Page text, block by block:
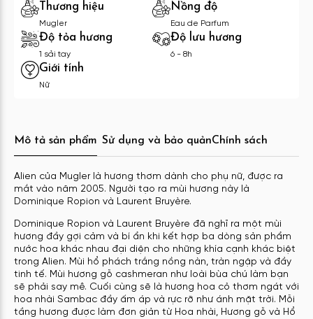
Thương hiệu
Mugler
Nồng độ
Eau de Parfum
Độ tỏa hương
1 sải tay
Độ lưu hương
6 - 8h
Giới tính
Nữ
Mô tả sản phẩm Sử dụng và bảo quảnChính sách
Alien của Mugler là hương thơm dành cho phụ nữ, được ra
mắt vào năm 2005. Người tạo ra mùi hương này là
Dominique Ropion và Laurent Bruyère.
Dominique Ropion và Laurent Bruyère đã nghĩ ra một mùi
hương đầy gợi cảm và bí ẩn khi kết hợp ba dòng sản phẩm
nước hoa khác nhau đại diện cho những khía cạnh khác biệt
trong Alien. Mùi hổ phách trắng nồng nàn, tràn ngập và đầy
tinh tế. Mùi hương gỗ cashmeran như loài bùa chú làm bạn
sẽ phải say mê. Cuối cùng sẽ là hương hoa cỏ thơm ngát với
hoa nhài Sambac đầy ấm áp và rực rỡ như ánh mặt trời. Mỗi
tầng hương được làm đơn giản từ Hoa nhài, Hương gỗ và Hổ